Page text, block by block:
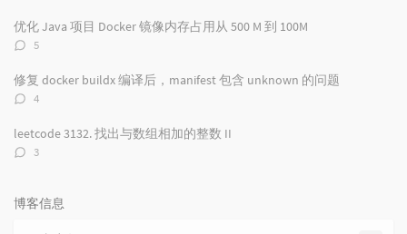
数：
优化 Java 项目 Docker 镜像内存占用从 500 M 到 100M
评
数：
5
修复 docker buildx 编译后，manifest 包含 unknown 的问题
评
数：
4
leetcode 3132. 找出与数组相加的整数 II
评
3
博客信息